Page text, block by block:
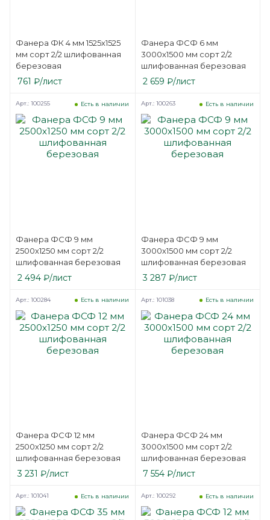
Фанера ФК 4 мм 1525х1525
мм сорт 2/2 шлифованная
березовая
761 ₽/лист
Фанера ФСФ 6 мм
3000х1500 мм сорт 2/2
шлифованная березовая
2 659 ₽/лист
Фанера ФСФ 9 мм
2500х1250 мм сорт 2/2
шлифованная березовая
Есть в наличии
Арт.: 100255
2 494 ₽/лист
Фанера ФСФ 9 мм
3000х1500 мм сорт 2/2
шлифованная березовая
Есть в наличии
Арт.: 100263
3 287 ₽/лист
Фанера ФСФ 12 мм
2500х1250 мм сорт 2/2
шлифованная березовая
Есть в наличии
Арт.: 100284
3 231 ₽/лист
Фанера ФСФ 24 мм
3000х1500 мм сорт 2/2
шлифованная березовая
Есть в наличии
Арт.: 101038
7 554₽/лист
Есть в наличии
Арт.: 101041 Есть в наличии
Арт.: 100292